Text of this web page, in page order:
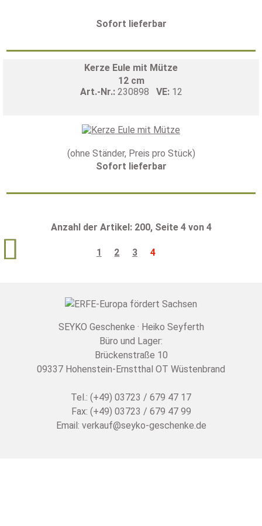
Sofort lieferbar
Kerze Eule mit Mütze
12 cm
Art.-Nr.: 230898 VE: 12
(ohne Ständer, Preis pro Stück)
Sofort lieferbar
Anzahl der Artikel: 200, Seite 4 von 4
1 2 3 4

SEYKO Geschenke · Heiko Seyferth
Büro und Lager:
Brückenstraße 10
09337 Hohenstein-Ernstthal OT Wüstenbrand
Tel.: (+49) 03723 / 679 47 17
Fax: (+49) 03723 / 679 47 99
Email: verkauf@seyko-geschenke.de